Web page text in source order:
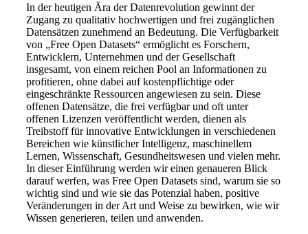
In der heutigen Ära der Datenrevolution gewinnt der
Zugang zu qualitativ hochwertigen und frei zugänglichen
Datensätzen zunehmend an Bedeutung. Die Verfügbarkeit
von „Free Open Datasets“ ermöglicht es Forschern,
Entwicklern, Unternehmen und der Gesellschaft
insgesamt, von einem reichen Pool an Informationen zu
profitieren, ohne dabei auf kostenpflichtige oder
eingeschränkte Ressourcen angewiesen zu sein. Diese
offenen Datensätze, die frei verfügbar und oft unter
offenen Lizenzen veröffentlicht werden, dienen als
Treibstoff für innovative Entwicklungen in verschiedenen
Bereichen wie künstlicher Intelligenz, maschinellem
Lernen, Wissenschaft, Gesundheitswesen und vielen mehr.
In dieser Einführung werden wir einen genaueren Blick
darauf werfen, was Free Open Datasets sind, warum sie so
wichtig sind und wie sie das Potenzial haben, positive
Veränderungen in der Art und Weise zu bewirken, wie wir
Wissen generieren, teilen und anwenden.